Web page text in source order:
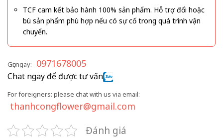
TCF cam kết bảo hành 100% sản phẩm. Hỗ trợ đổi hoặc
bù sản phẩm phù hợp nếu có sự cố trong quá trình vận
chuyển.
Gọi ngay: 0971678005
Chat ngay để được tư vấn
For foreigners: please chat with us via email:
thanhcongflower@gmail.com
Đánh giá